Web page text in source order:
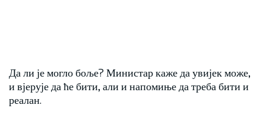
Да ли је могло боље? Министар каже да увијек може,
и вјерује да ће бити, али и напомиње да треба бити и
реалан.